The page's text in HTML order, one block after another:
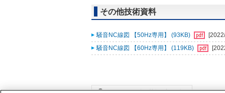
その他技術資料
騒音NC線図 【50Hz専用】 (93KB)
騒音NC線図 【60Hz専用】 (119KB)